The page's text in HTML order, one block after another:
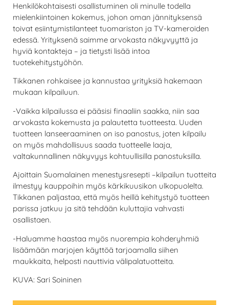
Henkilökohtaisesti osallistuminen oli minulle todella
mielenkiintoinen kokemus, johon oman jännityksensä
toivat esiintymistilanteet tuomariston ja TV-kameroiden
edessä. Yrityksenä saimme arvokasta näkyvyyttä ja
hyviä kontakteja – ja tietysti lisää intoa
tuotekehitystyöhön.
Tikkanen rohkaisee ja kannustaa yrityksiä hakemaan
mukaan kilpailuun.
-Vaikka kilpailussa ei pääsisi finaaliin saakka, niin saa
arvokasta kokemusta ja palautetta tuotteesta. Uuden
tuotteen lanseeraaminen on iso panostus, joten kilpailu
on myös mahdollisuus saada tuotteelle laaja,
valtakunnallinen näkyvyys kohtuullisilla panostuksilla.
Ajoittain Suomalainen menestysresepti –kilpailun tuotteita
ilmestyy kauppoihin myös kärkikuusikon ulkopuolelta.
Tikkanen paljastaa, että myös heillä kehitystyö tuotteen
parissa jatkuu ja sitä tehdään kuluttajia vahvasti
osallistaen.
-Haluamme haastaa myös nuorempia kohderyhmiä
lisäämään marjojen käyttöä tarjoamalla siihen
maukkaita, helposti nauttivia välipalatuotteita.
KUVA: Sari Soininen